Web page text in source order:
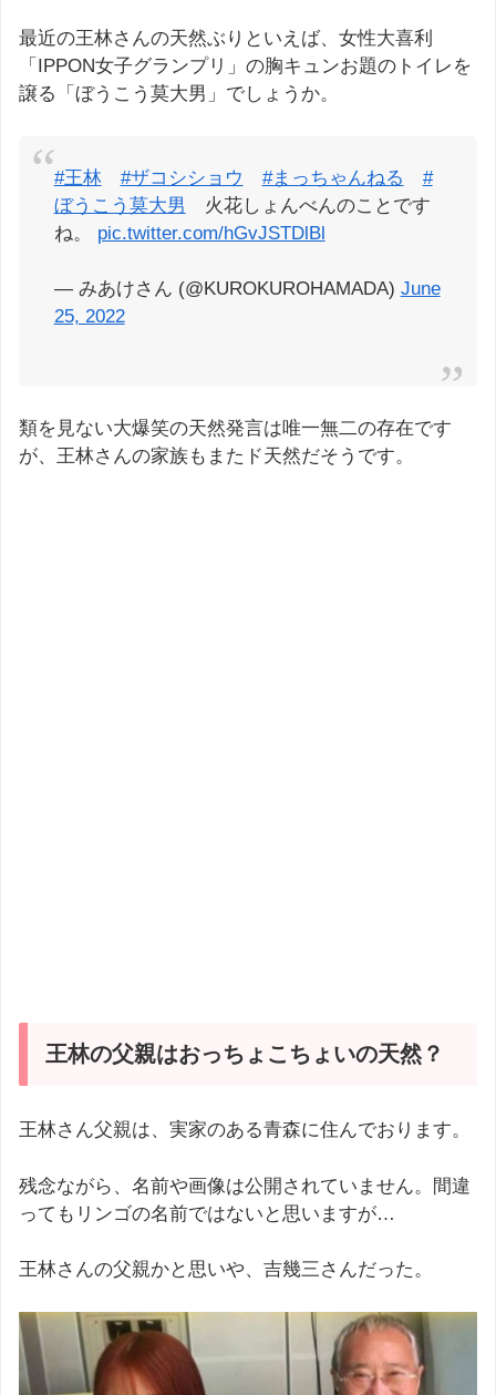
最近の王林さんの天然ぶりといえば、女性大喜利
「IPPON女子グランプリ」の胸キュンお題のトイレを
譲る「ぼうこう莫大男」でしょうか。
#王林 #ザコシショウ #まっちゃんねる
#
ぼうこう莫大男 火花しょんべんのことです
ね。 pic.twitter.com/hGvJSTDlBl
— みあけさん (@KUROKUROHAMADA) June
25, 2022
類を見ない大爆笑の天然発言は唯一無二の存在です
が、王林さんの家族もまたド天然だそうです。
王林の父親はおっちょこちょいの天然？
王林さん父親は、実家のある青森に住んでおります。
残念ながら、名前や画像は公開されていません。間違
ってもリンゴの名前ではないと思いますが…
王林さんの父親かと思いや、吉幾三さんだった。